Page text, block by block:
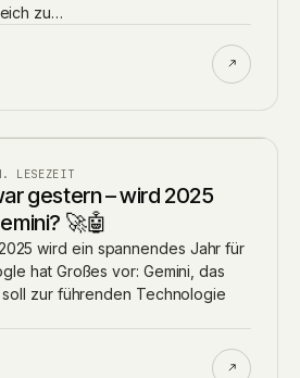
zu…
LESEZEIT
gestern – wird 2025
🚀🤖
wird ein spannendes Jahr für
hat Großes vor: Gemini, das
zur führenden Technologie